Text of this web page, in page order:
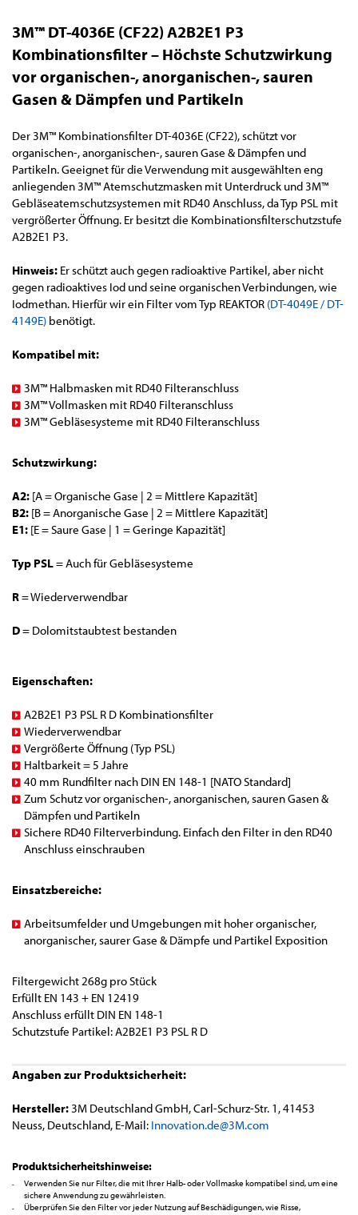
3M™ DT-4036E (CF22) A2B2E1 P3
Kombinationsfilter – Höchste Schutzwirkung
vor organischen-, anorganischen-, sauren
Gasen & Dämpfen und Partikeln
Der 3M™ Kombinationsfilter DT-4036E (CF22), schützt vor
organischen-, anorganischen-, sauren Gase & Dämpfen und
Partikeln. Geeignet für die Verwendung mit ausgewählten eng
anliegenden 3M™ Atemschutzmasken mit Unterdruck und 3M™
Gebläseatemschutzsystemen mit RD40 Anschluss, da Typ PSL mit
vergrößerter Öffnung. Er besitzt die Kombinationsfilterschutzstufe
A2B2E1 P3.
Hinweis: Er schützt auch gegen radioaktive Partikel, aber nicht
gegen radioaktives Iod und seine organischen Verbindungen, wie
Iodmethan. Hierfür wir ein Filter vom Typ REAKTOR (DT-4049E / DT-
4149E) benötigt.
Kompatibel mit:
3M™ Halbmasken mit RD40 Filteranschluss
3M™ Vollmasken mit RD40 Filteranschluss
3M™ Gebläsesysteme mit RD40 Filteranschluss
Schutzwirkung:
A2: [A = Organische Gase | 2 = Mittlere Kapazität]
B2: [B = Anorganische Gase | 2 = Mittlere Kapazität]
E1: [E = Saure Gase | 1 = Geringe Kapazität]
Typ PSL= Auch für Gebläsesysteme
R= Wiederverwendbar
D= Dolomitstaubtest bestanden
Eigenschaften:
A2B2E1 P3 PSL R D Kombinationsfilter
Wiederverwendbar
Vergrößerte Öffnung (Typ PSL)
Haltbarkeit = 5 Jahre
40 mm Rundfilter nach DIN EN 148-1 [NATO Standard]
Zum Schutz vor organischen-, anorganischen, sauren Gasen &
Dämpfen und Partikeln
Sichere RD40 Filterverbindung. Einfach den Filter in den RD40
Anschluss einschrauben
Einsatzbereiche:
Arbeitsumfelder und Umgebungen mit hoher organischer,
anorganischer, saurer Gase & Dämpfe und Partikel Exposition
Filtergewicht 268g pro Stück
Erfüllt EN 143 + EN 12419
Anschluss erfüllt DIN EN 148-1
Schutzstufe Partikel: A2B2E1 P3 PSL R D
Angaben zur Produktsicherheit:
Hersteller:3M Deutschland GmbH, Carl-Schurz-Str. 1, 41453
Neuss, Deutschland, E-Mail: Innovation.de@3M.com
Produktsicherheitshinweise:
Verwenden Sie nur Filter, die mit Ihrer Halb- oder Vollmaske kompatibel sind, um eine
sichere Anwendung zu gewährleisten.
Überprüfen Sie den Filter vor jeder Nutzung auf Beschädigungen, wie Risse,